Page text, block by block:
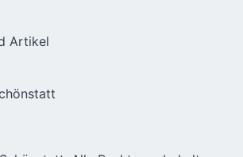
Artikel